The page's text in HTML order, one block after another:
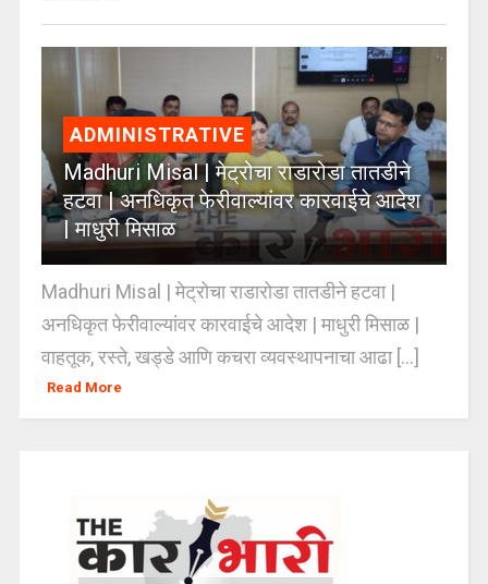
ADMINISTRATIVE
Madhuri Misal | मेट्रोचा राडारोडा तातडीने
हटवा | अनधिकृत फेरीवाल्यांवर कारवाईचे आदेश
| माधुरी मिसाळ
Madhuri Misal | मेट्रोचा राडारोडा तातडीने हटवा |
अनधिकृत फेरीवाल्यांवर कारवाईचे आदेश | माधुरी मिसाळ |
वाहतूक, रस्ते, खड्डे आणि कचरा व्यवस्थापनाचा आढा [...]
Read More